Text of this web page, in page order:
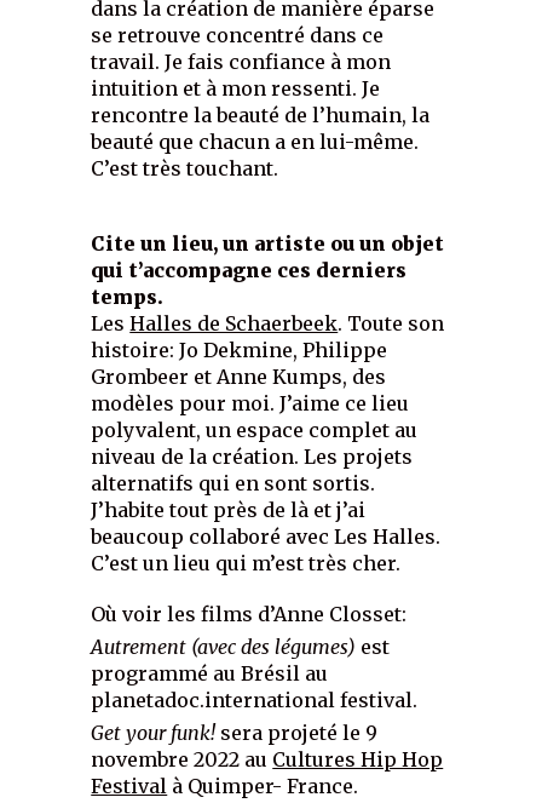
dans la création de manière éparse
se retrouve concentré dans ce
travail. Je fais confiance à mon
intuition et à mon ressenti. Je
rencontre la beauté de l’humain, la
beauté que chacun a en lui-même.
C’est très touchant.
Cite un lieu, un artiste ou un objet
qui t’accompagne ces derniers
temps.
LesHalles de Schaerbeek. Toute son
histoire: Jo Dekmine, Philippe
Grombeer et Anne Kumps, des
modèles pour moi. J’aime ce lieu
polyvalent, un espace complet au
niveau de la création. Les projets
alternatifs qui en sont sortis.
J’habite tout près de là et j’ai
beaucoup collaboré avec Les Halles.
C’est un lieu qui m’est très cher.
Où voir les films d’Anne Closset:
Autrement (avec des légumes) est
programmé au Brésil au
planetadoc.international festival.
Get your funk!sera projeté le 9
novembre 2022 au Cultures Hip Hop
Festival à Quimper- France.